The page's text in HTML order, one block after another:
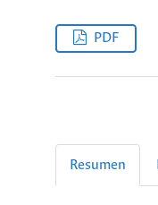
PDF
Resumen